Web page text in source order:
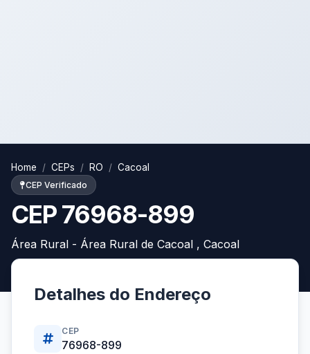
Home CEPs RO Cacoal
CEP Verificado
CEP 76968-899
Área Rural - Área Rural de Cacoal , Cacoal
Detalhes do Endereço
CEP
76968-899